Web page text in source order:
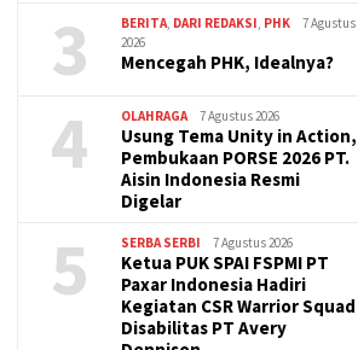
3 BERITA DARI REDAKSI PHK
7 Agustus
2026
Mencegah PHK, Idealnya?
4 OLAHRAGA 7 Agustus 2026
Usung Tema Unity in Action,
Pembukaan PORSE 2026 PT.
Aisin Indonesia Resmi
Digelar
5 SERBA SERBI 7 Agustus 2026
Ketua PUK SPAI FSPMI PT
Paxar Indonesia Hadiri
Kegiatan CSR Warrior Squad
Disabilitas PT Avery